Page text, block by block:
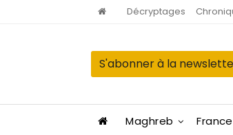
Décryptages
S'abonner à la
Maghreb France